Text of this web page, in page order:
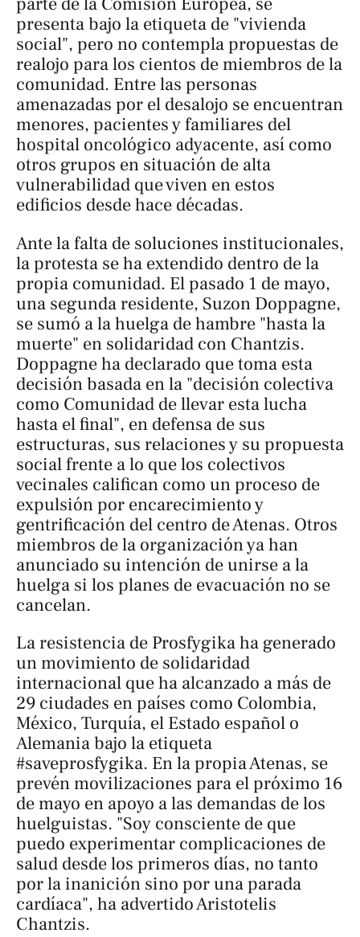
presenta bajo la etiqueta de "vivienda
social", pero no contempla propuestas de
realojo para los cientos de miembros de la
comunidad. Entre las personas
amenazadas por el desalojo se encuentran
menores, pacientes y familiares del
hospital oncológico adyacente, así como
otros grupos en situación de alta
vulnerabilidad que viven en estos
edificios desde hace décadas.
Ante la falta de soluciones institucionales,
la protesta se ha extendido dentro de la
propia comunidad. El pasado 1 de mayo,
una segunda residente, Suzon Doppagne,
se sumó a la huelga de hambre "hasta la
muerte" en solidaridad con Chantzis.
Doppagne ha declarado que toma esta
decisión basada en la "decisión colectiva
como Comunidad de llevar esta lucha
hasta el final", en defensa de sus
estructuras, sus relaciones y su propuesta
social frente a lo que los colectivos
vecinales califican como un proceso de
expulsión por encarecimiento y
gentrificación del centro de Atenas. Otros
miembros de la organización ya han
anunciado su intención de unirse a la
huelga si los planes de evacuación no se
cancelan.
La resistencia de Prosfygika ha generado
un movimiento de solidaridad
internacional que ha alcanzado a más de
29 ciudades en países como Colombia,
México, Turquía, el Estado español o
Alemania bajo la etiqueta
#saveprosfygika. En la propia Atenas, se
prevén movilizaciones para el próximo 16
de mayo en apoyo a las demandas de los
huelguistas. "Soy consciente de que
puedo experimentar complicaciones de
salud desde los primeros días, no tanto
por la inanición sino por una parada
cardíaca", ha advertido Aristotelis
Chantzis.